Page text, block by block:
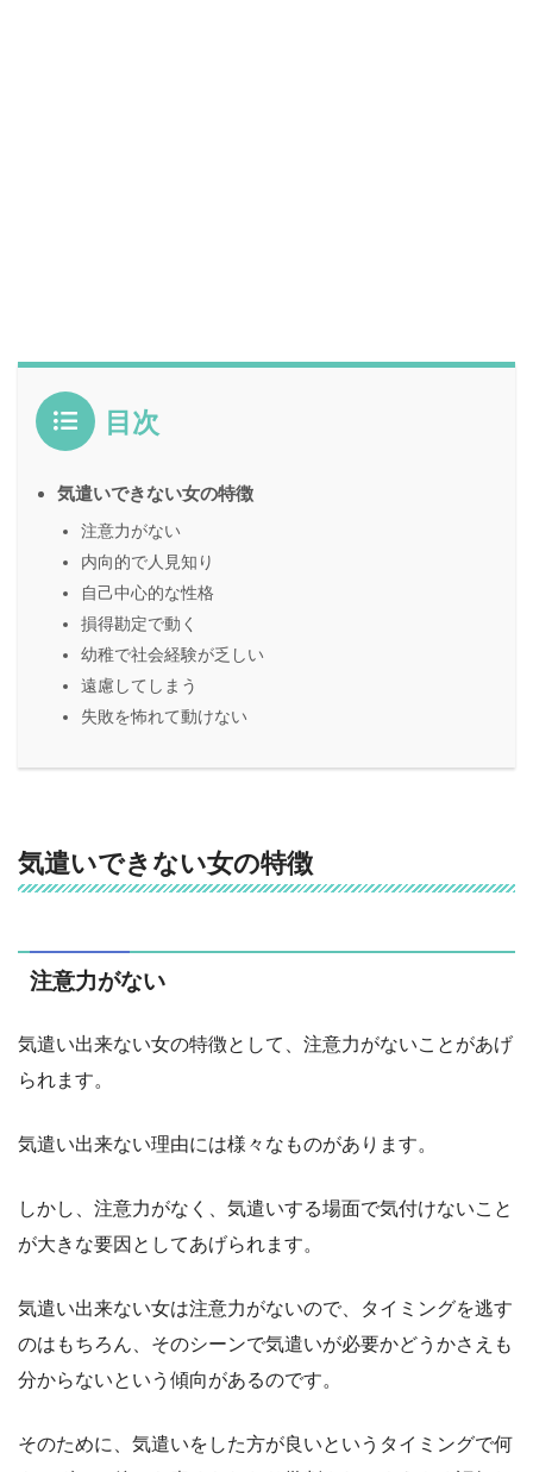
目次
気遣いできない女の特徴
注意力がない
内向的で人見知り
自己中心的な性格
損得勘定で動く
幼稚で社会経験が乏しい
遠慮してしまう
失敗を怖れて動けない
気遣いできない女の特徴
注意力がない
気遣い出来ない女の特徴として、注意力がないことがあげ
られます。
気遣い出来ない理由には様々なものがあります。
しかし、注意力がなく、気遣いする場面で気付けないこと
が大きな要因としてあげられます。
気遣い出来ない女は注意力がないので、タイミングを逃す
のはもちろん、そのシーンで気遣いが必要かどうかさえも
分からないという傾向があるのです。
そのために、気遣いをした方が良いというタイミングで何